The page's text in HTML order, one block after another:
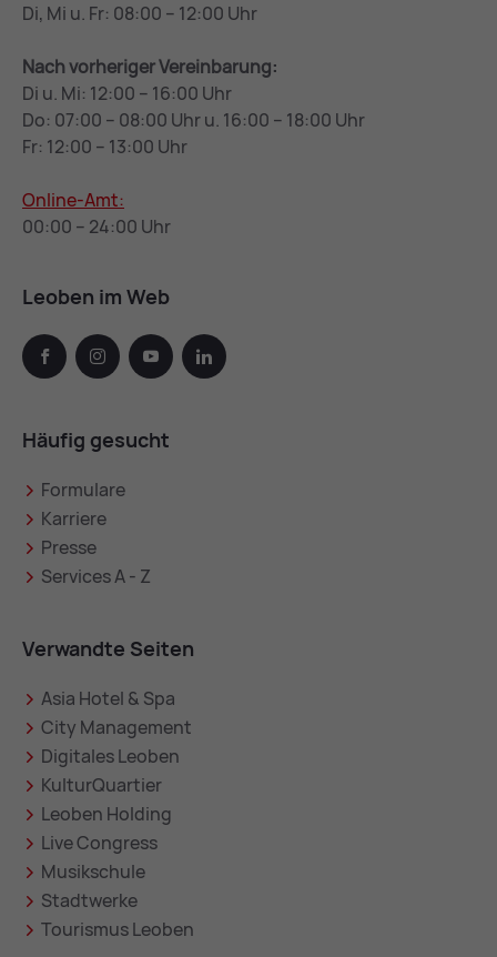
Di, Mi u. Fr: 08:00 – 12:00 Uhr
Nach vorheriger Vereinbarung:
Di u. Mi: 12:00 – 16:00 Uhr
Do: 07:00 – 08:00 Uhr u. 16:00 – 18:00 Uhr
Fr: 12:00 – 13:00 Uhr
Online-Amt:
00:00 – 24:00 Uhr
Leoben im Web
facebook instagramyoutube linkedin
Häufig gesucht
Formulare
Karriere
Presse
Services A - Z
Verwandte Seiten
Asia Hotel & Spa
City Management
Digitales Leoben
KulturQuartier
Leoben Holding
Live Congress
Musikschule
Stadtwerke
Tourismus Leoben